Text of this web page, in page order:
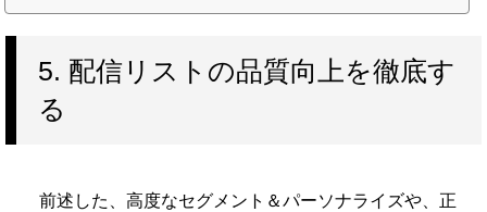
5. 配信リストの品質向上を徹底す
る
前述した、高度なセグメント＆パーソナライズや、正